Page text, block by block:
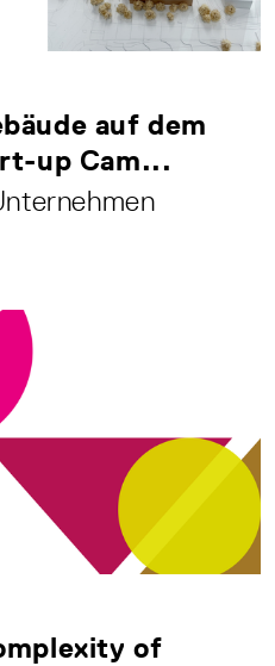
auf dem
up Cam...
of